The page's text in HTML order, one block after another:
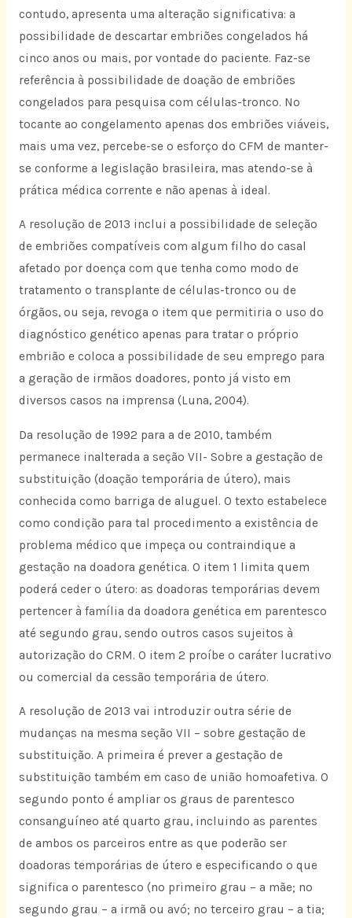
contudo, apresenta uma alteração significativa: a
possibilidade de descartar embriões congelados há
cinco anos ou mais, por vontade do paciente. Faz-se
referência à possibilidade de doação de embriões
congelados para pesquisa com células-tronco. No
tocante ao congelamento apenas dos embriões viáveis,
mais uma vez, percebe-se o esforço do CFM de manter-
se conforme a legislação brasileira, mas atendo-se à
prática médica corrente e não apenas à ideal.
A resolução de 2013 inclui a possibilidade de seleção
de embriões compatíveis com algum filho do casal
afetado por doença com que tenha como modo de
tratamento o transplante de células-tronco ou de
órgãos, ou seja, revoga o item que permitiria o uso do
diagnóstico genético apenas para tratar o próprio
embrião e coloca a possibilidade de seu emprego para
a geração de irmãos doadores, ponto já visto em
diversos casos na imprensa (Luna, 2004).
Da resolução de 1992 para a de 2010, também
permanece inalterada a seção VII- Sobre a gestação de
substituição (doação temporária de útero), mais
conhecida como barriga de aluguel. O texto estabelece
como condição para tal procedimento a existência de
problema médico que impeça ou contraindique a
gestação na doadora genética. O item 1 limita quem
poderá ceder o útero: as doadoras temporárias devem
pertencer à família da doadora genética em parentesco
até segundo grau, sendo outros casos sujeitos à
autorização do CRM. O item 2 proíbe o caráter lucrativo
ou comercial da cessão temporária de útero.
A resolução de 2013 vai introduzir outra série de
mudanças na mesma seção VII – sobre gestação de
substituição. A primeira é prever a gestação de
substituição também em caso de união homoafetiva. O
segundo ponto é ampliar os graus de parentesco
consanguíneo até quarto grau, incluindo as parentes
de ambos os parceiros entre as que poderão ser
doadoras temporárias de útero e especificando o que
significa o parentesco (no primeiro grau – a mãe; no
segundo grau – a irmã ou avó; no terceiro grau – a tia;